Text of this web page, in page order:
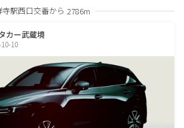
駅西口交番から 2786m
カー武蔵境
10